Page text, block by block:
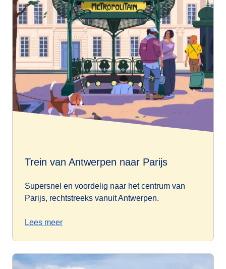
Trein van Antwerpen naar Parijs
Supersnel en voordelig naar het centrum van
Parijs, rechtstreeks vanuit Antwerpen.
Lees meer